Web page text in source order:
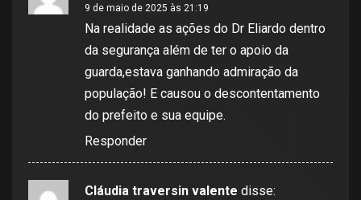
9 de maio de 2025 às 21:19
Na realidade as ações do Dr Eliardo dentro
da segurança além de ter o apoio da
guarda,estava ganhando admiração da
população! E causou o descontentamento
do prefeito e sua equipe.
Responder
Cláudia traversin valente disse: